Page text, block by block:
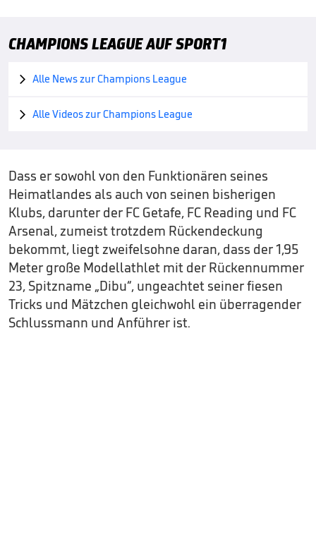
CHAMPIONS LEAGUE AUF SPORT1
 Alle News zur Champions League
 Alle Videos zur Champions League
Dass er sowohl von den Funktionären seines
Heimatlandes als auch von seinen bisherigen
Klubs, darunter der FC Getafe, FC Reading und FC
Arsenal, zumeist trotzdem Rückendeckung
bekommt, liegt zweifelsohne daran, dass der 1,95
Meter große Modellathlet mit der Rückennummer
23, Spitzname „Dibu“, ungeachtet seiner fiesen
Tricks und Mätzchen gleichwohl ein überragender
Schlussmann und Anführer ist.